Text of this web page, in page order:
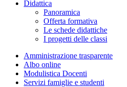
Didattica
Panoramica
Offerta formativa
Le schede didattiche
I progetti delle classi
Amministrazione trasparente
Albo online
Modulistica Docenti
Servizi famiglie e studenti